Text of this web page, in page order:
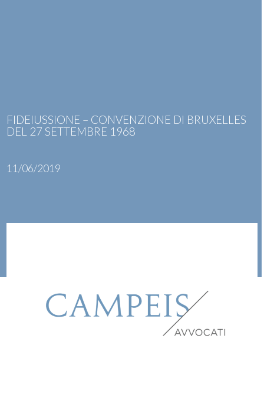
FIDEIUSSIONE – CONVENZIONE DI BRUXELLES
DEL 27 SETTEMBRE 1968
11/06/2019